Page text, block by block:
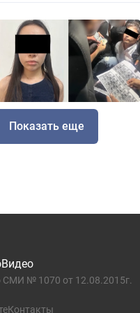
Показать еще
Видео
СМИ № 1070 от 12.08.2015г.
Контакты